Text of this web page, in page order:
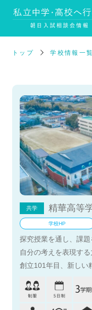
トップ 学校情報一
共学 精華高等
学校HP
探究授業を通し、課題
自分の考えを表現す
創立101年目、新しい